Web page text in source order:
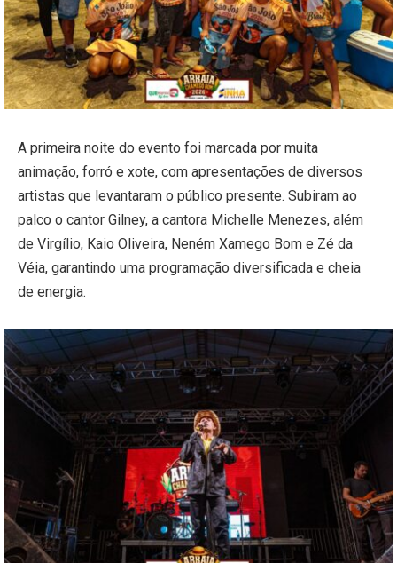
A primeira noite do evento foi marcada por muita
animação, forró e xote, com apresentações de diversos
artistas que levantaram o público presente. Subiram ao
palco o cantor Gilney, a cantora Michelle Menezes, além
de Virgílio, Kaio Oliveira, Neném Xamego Bom e Zé da
Véia, garantindo uma programação diversificada e cheia
de energia.